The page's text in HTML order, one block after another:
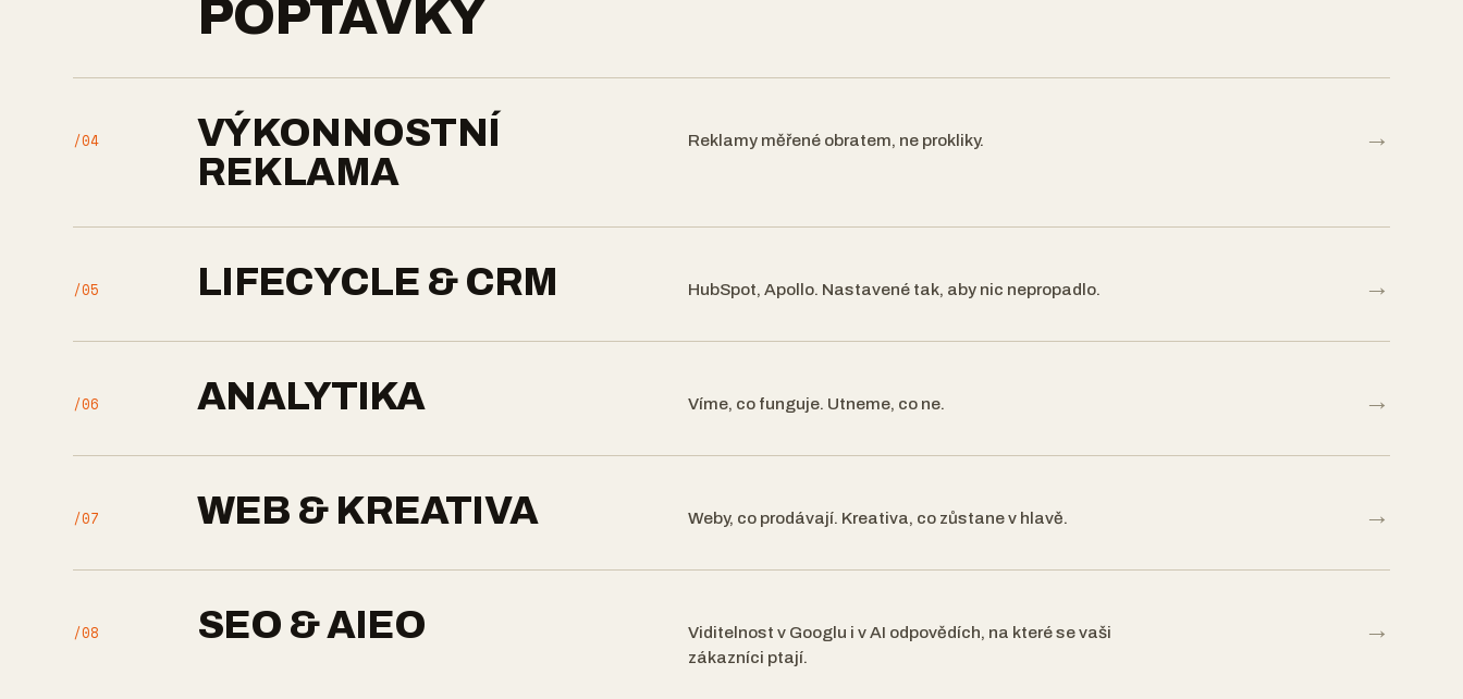
POPTÁVKY
/04
VÝKONNOSTNÍ
REKLAMA
Reklamy měřené obratem, ne prokliky. →
/05 LIFECYCLE & CRM HubSpot, Apollo. Nastavené tak, aby nic nepropadlo. →
/06 ANALYTIKA Víme, co funguje. Utneme, co ne. →
/07 WEB & KREATIVA Weby, co prodávají. Kreativa, co zůstane v hlavě. →
/08 SEO & AIEO
Viditelnost v Googlu i v AI odpovědích, na které se vaši
zákazníci ptají.
→